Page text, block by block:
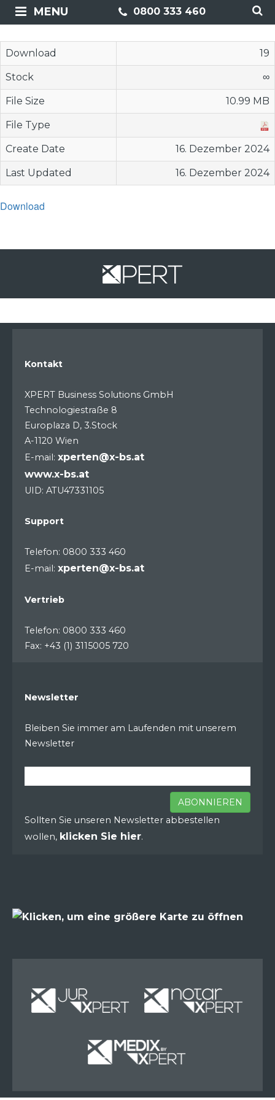
0800 333 460
MENU
Download 19
Stock ∞
File Size 10.99 MB
File Type
Create Date 16. Dezember 2024
Last Updated 16. Dezember 2024
Download
Kontakt
XPERT Business Solutions GmbH
Technologiestraße 8
Europlaza D, 3.Stock
A-1120 Wien
E-mail: xperten@x-bs.at
www.x-bs.at
UID: ATU47331105
Support
Telefon: 0800 333 460
E-mail: xperten@x-bs.at
Vertrieb
Telefon: 0800 333 460
Fax: +43 (1) 3115005 720
Newsletter
Bleiben Sie immer am Laufenden mit unserem
Newsletter
ABONNIEREN
Sollten Sie unseren Newsletter abbestellen
wollen, klicken Sie hier.
Miete Miete
Miete